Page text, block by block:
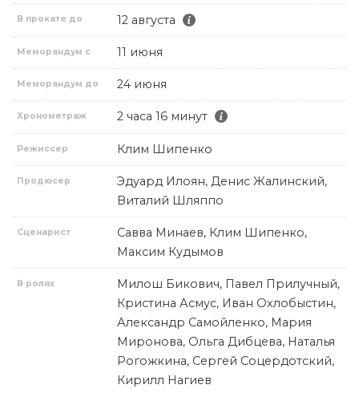
В прокате до 12 августа
Меморандум с 11 июня
Меморандум до 24 июня
Хронометраж 2 часа 16 минут
Режиссер Клим Шипенко
Продюсер
Эдуард Илоян, Денис Жалинский,
Виталий Шляппо
Сценарист
Савва Минаев, Клим Шипенко,
Максим Кудымов
В ролях
Милош Бикович, Павел Прилучный,
Кристина Асмус, Иван Охлобыстин,
Александр Самойленко, Мария
Миронова, Ольга Дибцева, Наталья
Рогожкина, Сергей Соцердотский,
Кирилл Нагиев